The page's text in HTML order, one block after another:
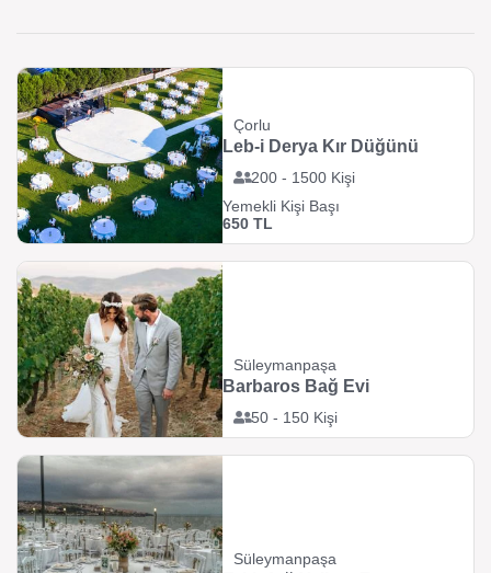
Çorlu
200 - 1500 Kişi
Leb-i Derya Kır Düğünü
Yemekli Kişi Başı
650 TL
Süleymanpaşa
50 - 150 Kişi
Barbaros Bağ Evi
Süleymanpaşa